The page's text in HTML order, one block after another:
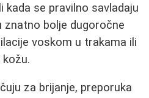
se pravilno savladaju
znatno bolje dugoročne
voskom u trakama ili
za brijanje, preporuka